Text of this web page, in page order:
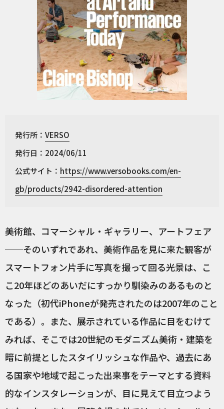
発行所： VERSO
発行日：2024/06/11
公式サイト： https://www.versobooks.com/en-
gb/products/2942-disordered-attention
美術館、コマーシャル・ギャラリー、アートフェア
──そのいずれであれ、美術作品を見に来た観客が
スマートフォン片手に写真を撮って回る光景は、こ
こ20年ほどのあいだにすっかり馴染みのあるものと
なった（初代iPhoneが発売されたのは2007年のこと
である）。また、展示されている作品に目をむけて
みれば、そこでは20世紀のモダニズム美術・建築を
暗に前提としたスタイリッシュな作品や、過去にあ
る国家や地域で起こった出来事をテーマとする資料
的なインスタレーションが、目に見えて目立つよう